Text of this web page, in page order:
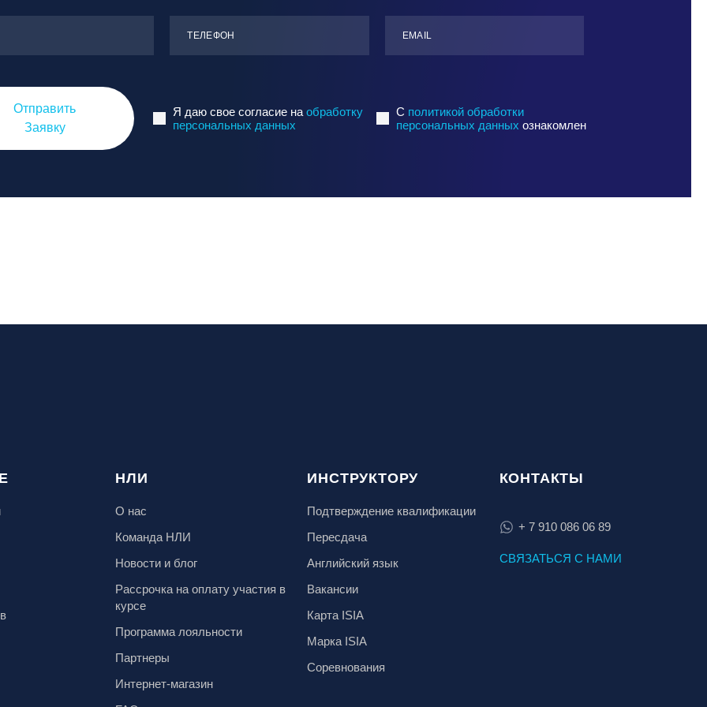
ТЕЛЕФОН ЕMАIL
Отправить
Заявку
Я даю свое согласие наобработку
персональных данных
C политикой обработки
персональных данных ознакомлен
НЛИ
О нас
Команда НЛИ
Новости и блог
Рассрочка на оплату участия в
курсе
Программа лояльности
Партнеры
Интернет-магазин
ИНСТРУКТОРУ
Подтверждение квалификации
Пересдача
Английский язык
Вакансии
Карта ISIA
Марка ISIA
Соревнования
КОНТАКТЫ
+ 7 910 086 06 89
СВЯЗАТЬСЯ С НАМИ